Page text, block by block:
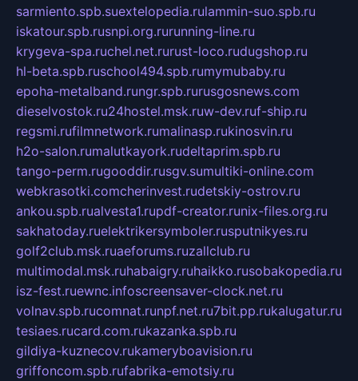
sarmiento.spb.suextelopedia.rulammin-suo.spb.ru
iskatour.spb.rusnpi.org.rurunning-line.ru
krygeva-spa.ruchel.net.rurust-loco.rudugshop.ru
hl-beta.spb.ruschool494.spb.rumymubaby.ru
epoha-metalband.rungr.spb.rurusgosnews.com
dieselvostok.ru24hostel.msk.ruw-dev.ruf-ship.ru
regsmi.rufilmnetwork.rumalinasp.rukinosvin.ru
h2o-salon.rumalutkayork.rudeltaprim.spb.ru
tango-perm.rugooddir.rusgv.sumultiki-online.com
webkrasotki.comcherinvest.rudetskiy-ostrov.ru
ankou.spb.rualvesta1.rupdf-creator.runix-files.org.ru
sakhatoday.ruelektrikersymboler.rusputnikyes.ru
golf2club.msk.ruaeforums.ruzallclub.ru
multimodal.msk.ruhabaigry.ruhaikko.rusobakopedia.ru
isz-fest.ruewnc.infoscreensaver-clock.net.ru
volnav.spb.rucomnat.runpf.net.ru7bit.pp.rukalugatur.ru
tesiaes.rucard.com.rukazanka.spb.ru
gildiya-kuznecov.rukameryboavision.ru
griffoncom.spb.rufabrika-emotsiy.ru